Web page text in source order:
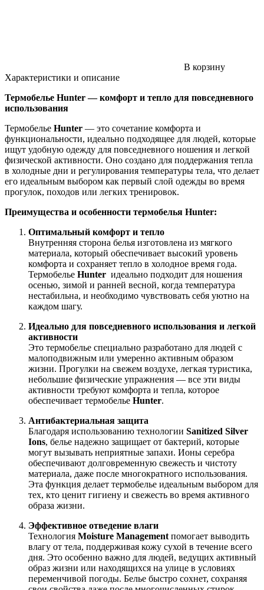
В корзину
Характеристики и описание
Термобелье Hunter — комфорт и тепло для повседневного
использования
Термобелье Hunter — это сочетание комфорта и
функциональности, идеально подходящее для людей, которые
ищут удобную одежду для повседневного ношения и легкой
физической активности. Оно создано для поддержания тепла
в холодные дни и регулирования температуры тела, что делает
его идеальным выбором как первый слой одежды во время
прогулок, походов или легких тренировок.
Преимущества и особенности термобелья Hunter:
Оптимальный комфорт и тепло
Внутренняя сторона белья изготовлена из мягкого
материала, который обеспечивает высокий уровень
комфорта и сохраняет тепло в холодное время года.
Термобелье Hunter идеально подходит для ношения
осенью, зимой и ранней весной, когда температура
нестабильна, и необходимо чувствовать себя уютно на
каждом шагу.
Идеально для повседневного использования и легкой
активности
Это термобелье специально разработано для людей с
малоподвижным или умеренно активным образом
жизни. Прогулки на свежем воздухе, легкая туристика,
небольшие физические упражнения — все эти виды
активности требуют комфорта и тепла, которое
обеспечивает термобелье Hunter.
Антибактериальная защита
Благодаря использованию технологии Sanitized Silver
Ions, белье надежно защищает от бактерий, которые
могут вызывать неприятные запахи. Ионы серебра
обеспечивают долговременную свежесть и чистоту
материала, даже после многократного использования.
Эта функция делает термобелье идеальным выбором для
тех, кто ценит гигиену и свежесть во время активного
образа жизни.
Эффективное отведение влаги
Технология Moisture Management помогает выводить
влагу от тела, поддерживая кожу сухой в течение всего
дня. Это особенно важно для людей, ведущих активный
образ жизни или находящихся на улице в условиях
переменчивой погоды. Белье быстро сохнет, сохраняя